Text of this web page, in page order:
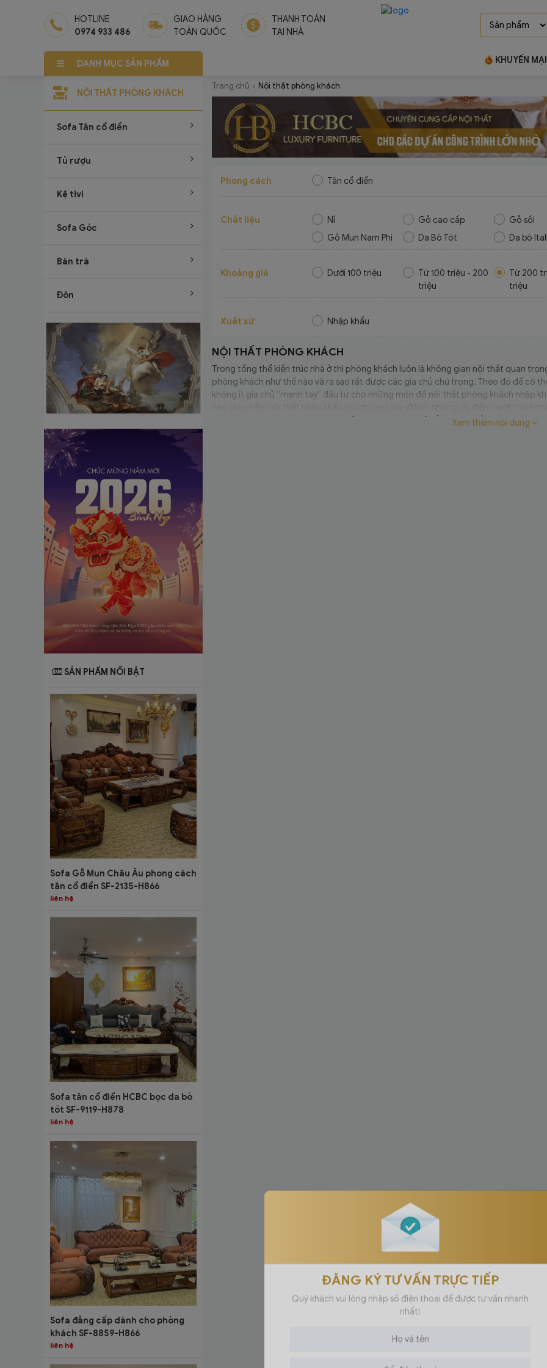
HOTLINE
0974 933 486
GIAO HÀNG
TOÀN QUỐC
THANH TOÁN
TẠI NHÀ
DANH MỤC SẢN PHẨM KHUYẾN MẠI
NỘI THẤT PHÒNG KHÁCH
Sofa Tân cổ điển
Tủ rượu
Kệ tivi
Sofa Góc
Bàn trà
Đôn
SẢN PHẨM NỔI BẬT
Sofa Gỗ Mun Châu Âu phong cách
tân cổ điển SF-2135-H866
liên hệ
Sofa tân cổ điển HCBC bọc da bò
tót SF-9119-H878
liên hệ
Sofa đẳng cấp dành cho phòng
khách SF-8859-H866
liên hệ
Trang chủ Nội thất phòng khách
Phong cách Tân cổ điển
Chất liệu Nỉ Gỗ cao cấp
Gỗ sồi
Gỗ Mun Nam Phi
Da Bò Tót Da bò
Khoảng giá Dưới 100 triệu
Từ 100 triệu - 200
triệu
Từ 200
triệu
Xuất xứ Nhập khẩu
NỘI THẤT PHÒNG KHÁCH
Trong tổng thể kiến trúc nhà ở thì phòng khách luôn là không gian nội thất quan
phòng khách như thế nào và ra sao rất được các gia chủ chú trọng. Theo đó để có
không ít gia chủ “mạnh tay” đầu tư cho những món đồ nội thất phòng khách nhập
thật tự hào khi HCBC đã và đang trở thành một địa chỉ đồng hành đầy tin cậy trong
Xem thêm nội dung
ĐĂNG KÝ TƯ VẤN TRỰC TIẾP
Quý khách vui lòng nhập số điện thoại để được tư vấn nhanh